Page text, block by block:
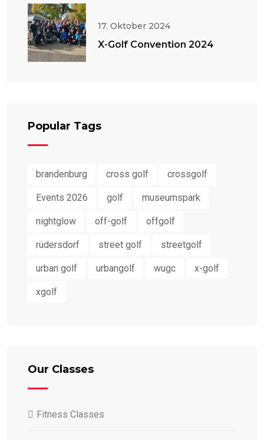
17. Oktober 2024
X-Golf Convention 2024
Popular Tags
brandenburg cross golf crossgolf
Events 2026 golf museumspark
nightglow off-golf offgolf
rüdersdorf street golf streetgolf
urban golf urbangolf wugc x-golf
xgolf
Our Classes
Fitness Classes